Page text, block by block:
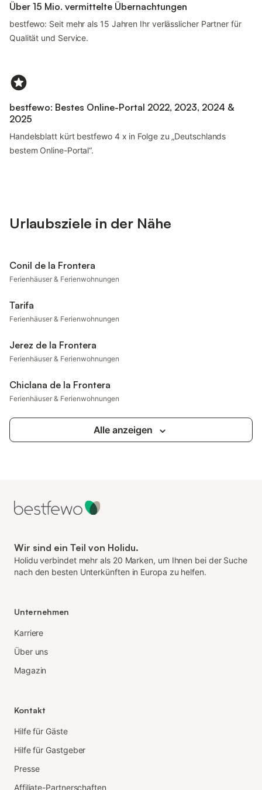
Über 15 Mio. vermittelte Übernachtungen
bestfewo: Seit mehr als 15 Jahren Ihr verlässlicher Partner für
Qualität und Service.
bestfewo: Bestes Online-Portal 2022, 2023, 2024 &
2025
Handelsblatt kürt bestfewo 4 x in Folge zu „Deutschlands
bestem Online-Portal“.
Urlaubsziele in der Nähe
Conil de la Frontera
Ferienhäuser & Ferienwohnungen
Tarifa
Ferienhäuser & Ferienwohnungen
Jerez de la Frontera
Ferienhäuser & Ferienwohnungen
Chiclana de la Frontera
Ferienhäuser & Ferienwohnungen
Alle anzeigen
Wir sind ein Teil von Holidu.
Holidu verbindet mehr als 20 Marken, um Ihnen bei der Suche
nach den besten Unterkünften in Europa zu helfen.
Unternehmen
Karriere
Über uns
Magazin
Kontakt
Hilfe für Gäste
Hilfe für Gastgeber
Presse
Affiliate-Partnerschaften